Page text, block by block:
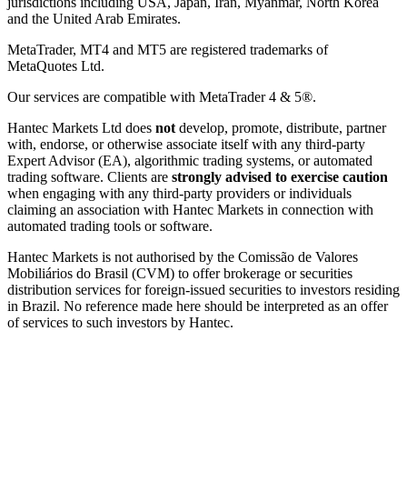
and the United Arab Emirates.
MetaTrader, MT4 and MT5 are registered trademarks of
MetaQuotes Ltd.
Our services are compatible with MetaTrader 4 & 5®.
Hantec Markets Ltd does not develop, promote, distribute, partner
with, endorse, or otherwise associate itself with any third-party
Expert Advisor (EA), algorithmic trading systems, or automated
trading software. Clients are strongly advised to exercise caution
when engaging with any third-party providers or individuals
claiming an association with Hantec Markets in connection with
automated trading tools or software.
Hantec Markets is not authorised by the Comissão de Valores
Mobiliários do Brasil (CVM) to offer brokerage or securities
distribution services for foreign-issued securities to investors residing
in Brazil. No reference made here should be interpreted as an offer
of services to such investors by Hantec.